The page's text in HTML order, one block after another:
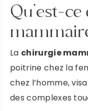
Qu’est-
La chirurgie
poitrine chez la
chez l’homme,
des complexes